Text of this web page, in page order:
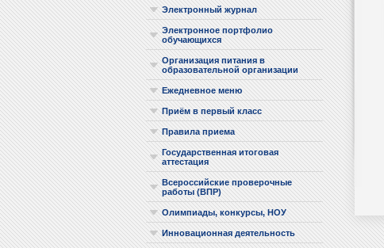
Электронный журнал
Электронное портфолио
обучающихся
Организация питания в
образовательной организации
Ежедневное меню
Приём в первый класс
Правила приема
Государственная итоговая
аттестация
Всероссийские проверочные
работы (ВПР)
Олимпиады, конкурсы, НОУ
Инновационная деятельность